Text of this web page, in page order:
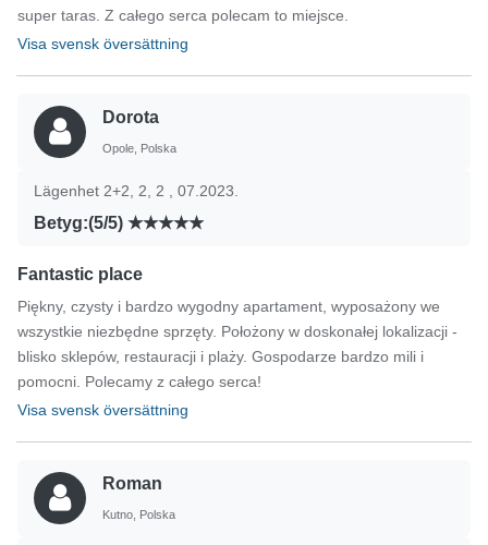
super taras. Z całego serca polecam to miejsce.
Visa svensk översättning
Dorota
Opole, Polska
Lägenhet 2+2, 2, 2 , 07.2023.
Betyg:(5/5)
Fantastic place
Piękny, czysty i bardzo wygodny apartament, wyposażony we
wszystkie niezbędne sprzęty. Położony w doskonałej lokalizacji -
blisko sklepów, restauracji i plaży. Gospodarze bardzo mili i
pomocni. Polecamy z całego serca!
Visa svensk översättning
Roman
Kutno, Polska